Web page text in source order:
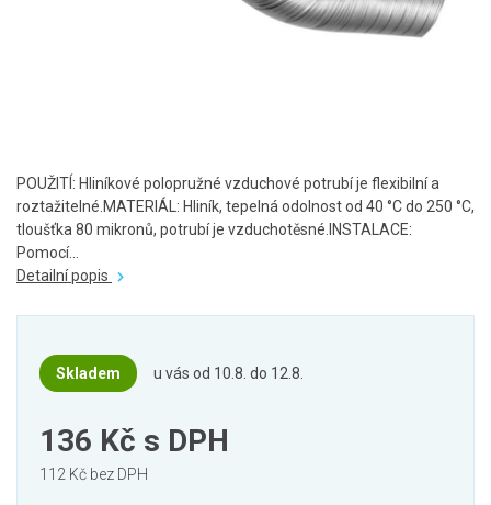
POUŽITÍ: Hliníkové polopružné vzduchové potrubí je flexibilní a
roztažitelné.MATERIÁL: Hliník, tepelná odolnost od 40 °C do 250 °C,
tloušťka 80 mikronů, potrubí je vzduchotěsné.INSTALACE:
Pomocí...
Detailní popis
Skladem u vás od 10.8. do 12.8.
136 Kč s DPH
112 Kč bez DPH